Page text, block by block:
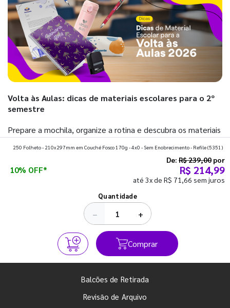
Volta às Aulas: dicas de materiais escolares para o 2º
semestre
Prepare a mochila, organize a rotina e descubra os materiais
que fazem toda diferença para começar o segundo
250 Folheto - 210x297mm em Couché Fosco 170g - 4x0 - Sem Enobrecimento - Refile(5351)
10% OFF*
De: R$ 239,00 por
R$ 214,99
até 3x de R$ 71,66 sem juros
Quantidade
− +
Comprar
Balcões de Retirada
Revisão de Arquivo